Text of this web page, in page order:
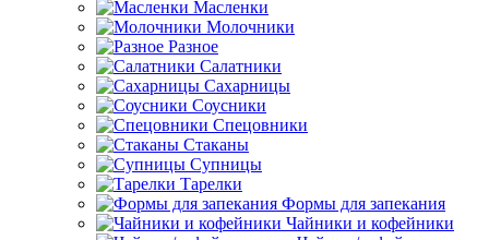
Масленки
Молочники
Разное
Салатники
Сахарницы
Соусники
Спецовники
Стаканы
Супницы
Тарелки
Формы для запекания
Чайники и кофейники